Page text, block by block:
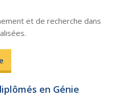
et de recherche dans
en Génie